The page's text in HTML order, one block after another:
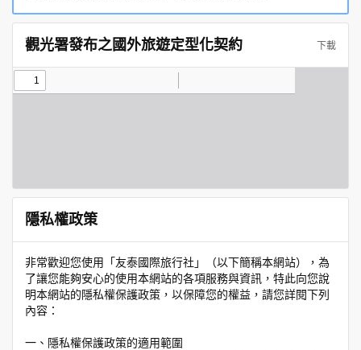
觀光署發布之國外旅遊定型化契約 下載
隱私權政策
非常歡迎您使用「友泰國際旅行社」（以下簡稱本網站），為
了讓您能夠安心的使用本網站的各項服務與資訊，特此向您說
明本網站的隱私權保護政策，以保障您的權益，請您詳閱下列
內容：
一、隱私權保護政策的適用範圍